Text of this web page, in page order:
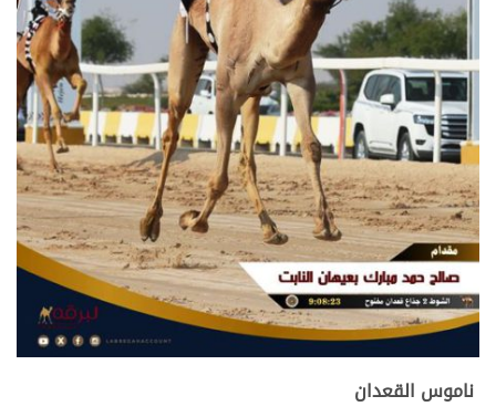
.
ناموس القعدان